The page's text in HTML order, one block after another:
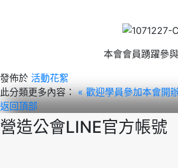
本會會員踴躍參
發佈於 活動花絮
此分類更多內容： « 歡迎學員參加本會開
返回頂部
營造公會LINE官方帳號